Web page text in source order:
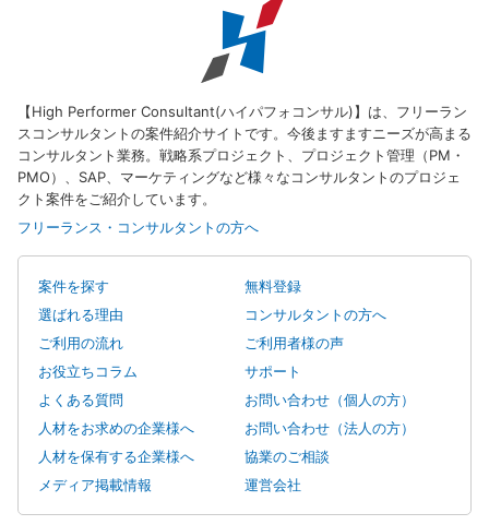
【High Performer Consultant(ハイパフォコンサル)】は、フリーラン
スコンサルタントの案件紹介サイトです。今後ますますニーズが高まる
コンサルタント業務。戦略系プロジェクト、プロジェクト管理（PM・
PMO）、SAP、マーケティングなど様々なコンサルタントのプロジェ
クト案件をご紹介しています。
フリーランス・コンサルタントの方へ
案件を探す
無料登録
選ばれる理由
コンサルタントの方へ
ご利用の流れ
ご利用者様の声
お役立ちコラム
サポート
よくある質問
お問い合わせ（個人の方）
人材をお求めの企業様へ
お問い合わせ（法人の方）
人材を保有する企業様へ
協業のご相談
メディア掲載情報
運営会社